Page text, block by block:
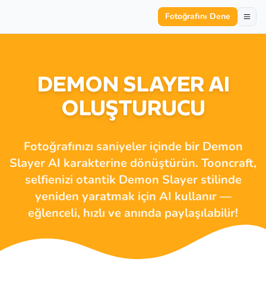
Fotoğrafını Dene
DEMON SLAYER AI
OLUŞTURUCU
Fotoğrafınızı saniyeler içinde bir Demon
Slayer AI karakterine dönüştürün. Tooncraft,
selfienizi otantik Demon Slayer stilinde
yeniden yaratmak için AI kullanır —
eğlenceli, hızlı ve anında paylaşılabilir!